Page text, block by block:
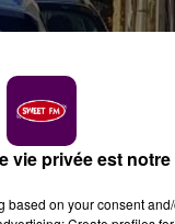
Bourg-le-Roi
vie privée est
based on your consent